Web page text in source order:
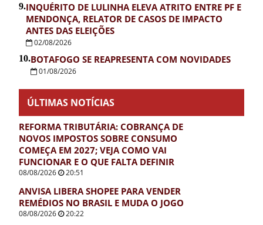
9.INQUÉRITO DE LULINHA ELEVA ATRITO ENTRE PF E
MENDONÇA, RELATOR DE CASOS DE IMPACTO
ANTES DAS ELEIÇÕES
02/08/2026
10.BOTAFOGO SE REAPRESENTA COM NOVIDADES
01/08/2026
ÚLTIMAS NOTÍCIAS
REFORMA TRIBUTÁRIA: COBRANÇA DE
NOVOS IMPOSTOS SOBRE CONSUMO
COMEÇA EM 2027; VEJA COMO VAI
FUNCIONAR E O QUE FALTA DEFINIR
08/08/2026 20:51
ANVISA LIBERA SHOPEE PARA VENDER
REMÉDIOS NO BRASIL E MUDA O JOGO
08/08/2026 20:22